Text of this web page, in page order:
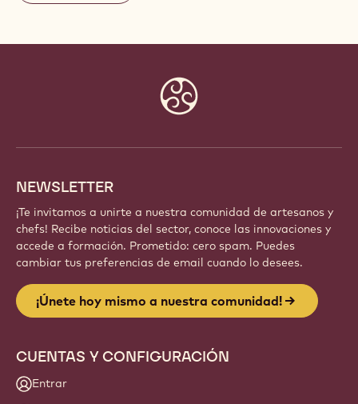
NEWSLETTER
¡Te invitamos a unirte a nuestra comunidad de artesanos y
chefs! Recibe noticias del sector, conoce las innovaciones y
accede a formación. Prometido: cero spam. Puedes
cambiar tus preferencias de email cuando lo desees.
¡Únete hoy mismo a nuestra comunidad!
CUENTAS Y CONFIGURACIÓN
Entrar